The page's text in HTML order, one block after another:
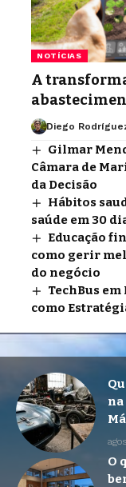
NOTÍCIAS
A
Diego
Gilmar
Câmara de
da Decisão
Hábitos
saúde em 30
Educação
como gerir
do negócio
TechBus
como
O